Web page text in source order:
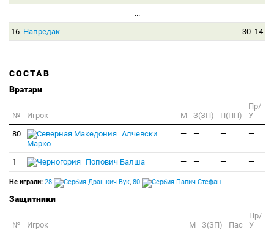
...
16 Напредак 30 14
СОСТАВ
Вратари
№ Игрок M З(ЗП) П(ПП)
Пр/
У
80
Алчевски
Марко
— — — —
1 Попович Балша — — — —
Не играли: 28 Драшкич Вук, 80 Папич Стефан
Защитники
№ Игрок M З(ЗП) Пас
Пр/
У